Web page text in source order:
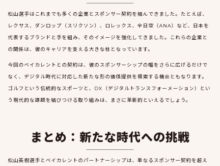
松山選手はこれまでも多くの企業とスポンサー契約を結んできました。たとえば、
レクサス、ダンロップ（スリクソン）、ロレックス、全日空（ANA）など、日本を
代表するブランドと手を組み、そのイメージを強化してきました。これらの企業と
の関係は、彼のキャリアを支える大きな柱となっています。
今回のベイカレントとの契約は、彼のスポンサーシップの幅をさらに広げるだけで
なく、デジタル時代に対応した新たな形の価値提供を模索する機会ともなります。
ゴルフという伝統的なスポーツと、DX（デジタルトランスフォーメーション）とい
う現代的な課題を結びつける取り組みは、まさに革新的といえるでしょう。
まとめ：新たな時代への挑戦
松山英樹選手とベイカレントのパートナーシップは、単なるスポンサー契約を超え